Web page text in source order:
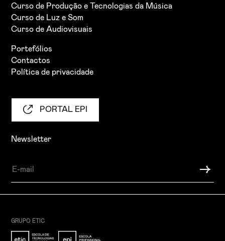
Curso de Produção e Tecnologias da Música
Curso de Luz e Som
Curso de Audiovisuais
Portefólios
Contactos
Política de privacidade
PORTAL EPI
Newsletter
GRUPO ETIC